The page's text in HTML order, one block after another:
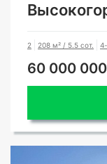
2 208 м² / 5.5 сот.
60 000